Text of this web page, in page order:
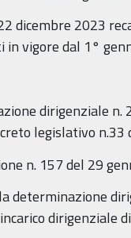
dicembre 2023
in vigore dal 1°
dirigenziale
legislativo n.33
n. 157 del 29
determinazione
dirigenziale